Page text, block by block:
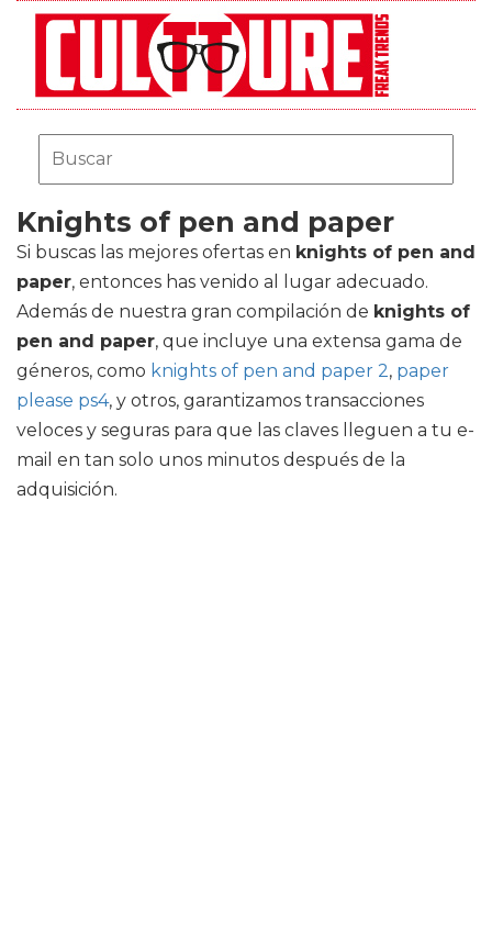
Knights of pen and paper
Si buscas las mejores ofertas en knights of pen and
paper, entonces has venido al lugar adecuado.
Además de nuestra gran compilación de knights of
pen and paper, que incluye una extensa gama de
géneros, como knights of pen and paper 2, paper
please ps4, y otros, garantizamos transacciones
veloces y seguras para que las claves lleguen a tu e-
mail en tan solo unos minutos después de la
adquisición.